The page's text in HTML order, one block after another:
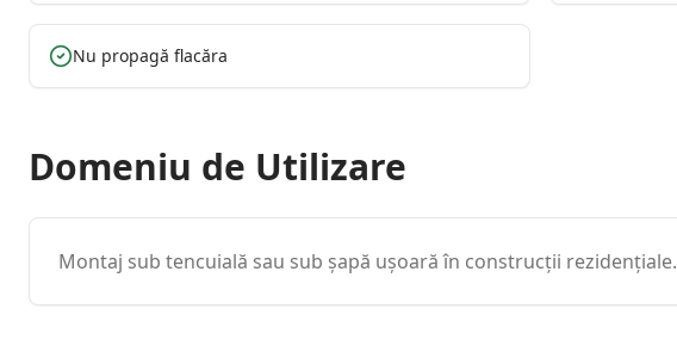
Nu propagă flacăra
Domeniu de Utilizare
Montaj sub tencuială sau sub șapă ușoară în construcții rezidențiale.